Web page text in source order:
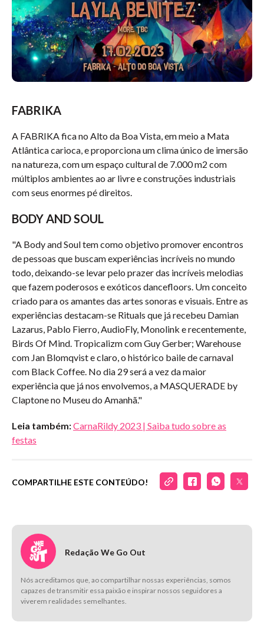
FABRIKA
A FABRIKA fica no Alto da Boa Vista, em meio a Mata
Atlântica carioca, e proporciona um clima único de imersão
na natureza, com um espaço cultural de 7.000 m2 com
múltiplos ambientes ao ar livre e construções industriais
com seus enormes pé direitos.
BODY AND SOUL
"A Body and Soul tem como objetivo promover encontros
de pessoas que buscam experiências incríveis no mundo
todo, deixando-se levar pelo prazer das incríveis melodias
que fazem poderosos e exóticos dancefloors. Um conceito
criado para os amantes das artes sonoras e visuais. Entre as
experiências destacam-se Rituals que já recebeu Damian
Lazarus, Pablo Fierro, AudioFly, Monolink e recentemente,
Birds Of Mind. Tropicalizm com Guy Gerber; Warehouse
com Jan Blomqvist e claro, o histórico baile de carnaval
com Black Coffee. No dia 29 será a vez da maior
experiência que já nos envolvemos, a MASQUERADE by
Claptone no Museu do Amanhã."
Leia também:CarnaRildy 2023 | Saiba tudo sobre as
festas
COMPARTILHE ESTE CONTEÚDO!
Redação We Go Out
Nós acreditamos que, ao compartilhar nossas experiências, somos
capazes de transmitir essa paixão e inspirar nossos seguidores a
viverem realidades semelhantes.